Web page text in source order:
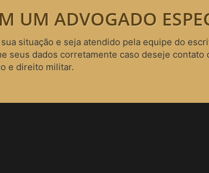
UM ADVOGADO
situação e seja atendido pela equipe do
seus dados corretamente caso deseje contato
e direito militar.